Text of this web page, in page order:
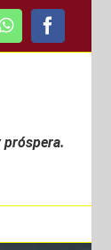
WhatsApp
próspera.